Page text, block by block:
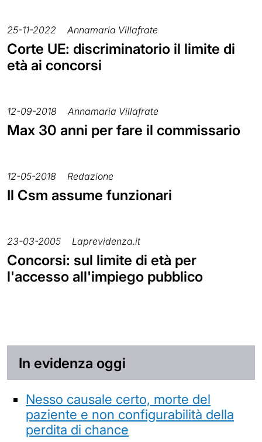
25-11-2022 Annamaria Villafrate
Corte UE: discriminatorio il limite di
età ai concorsi
12-09-2018 Annamaria Villafrate
Max 30 anni per fare il commissario
12-05-2018 Redazione
Il Csm assume funzionari
23-03-2005 Laprevidenza.it
Concorsi: sul limite di età per
l'accesso all'impiego pubblico
In evidenza oggi
Nesso causale certo, morte del
paziente e non configurabilità della
perdita di chance